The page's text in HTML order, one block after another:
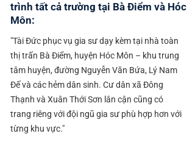
trình tất cả trường tại Bà Điểm và Hóc
Môn:
"Tài Đức phục vụ gia sư dạy kèm tại nhà toàn
thị trấn Bà Điểm, huyện Hóc Môn – khu trung
tâm huyện, đường Nguyễn Văn Bứa, Lý Nam
Đế và các hẻm dân sinh. Cư dân xã Đông
Thạnh và Xuân Thới Sơn lân cận cũng có
trang riêng với đội ngũ gia sư phù hợp hơn với
từng khu vực."